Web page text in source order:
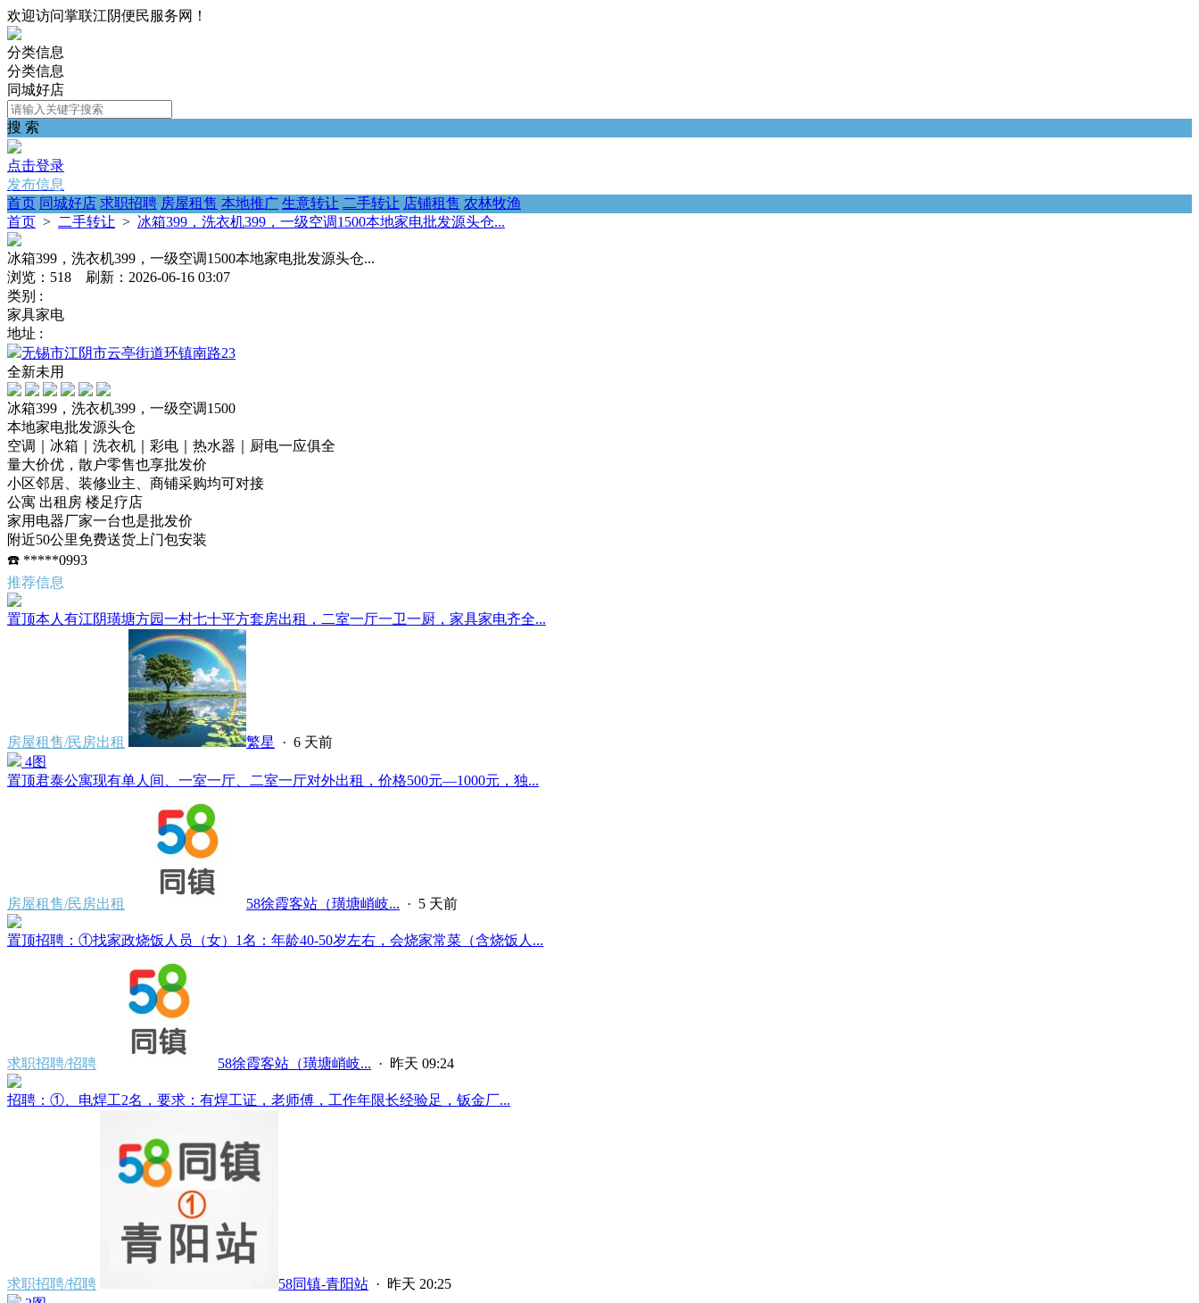
欢迎访问掌联江阴便民服务网！
分类信息
分类信息
同城好店
搜 索
点击登录
发布信息
首页 同城好店 求职招聘 房屋租售 本地推广 生意转让 二手转让 店铺租售 农林牧渔
首页 > 二手转让 > 冰箱399，洗衣机399，一级空调1500本地家电批发源头仓...
冰箱399，洗衣机399，一级空调1500本地家电批发源头仓...
浏览：518 刷新：2026-06-16 03:07
类别 :
家具家电
地址 :
无锡市江阴市云亭街道环镇南路23
全新未用
冰箱399，洗衣机399，一级空调1500
本地家电批发源头仓
空调｜冰箱｜洗衣机｜彩电｜热水器｜厨电一应俱全
量大价优，散户零售也享批发价
小区邻居、装修业主、商铺采购均可对接
公寓 出租房 楼足疗店
家用电器厂家一台也是批发价
附近50公里免费送货上门包安装
☎️ *****0993
推荐信息
置顶本人有江阴璜塘方园一村七十平方套房出租，二室一厅一卫一厨，家具家电齐全...
房屋租售/民房出租 繁星 · 6 天前
4图
置顶君泰公寓现有单人间、一室一厅、二室一厅对外出租，价格500元—1000元，独...
房屋租售/民房出租 58徐霞客站（璜塘峭岐... · 5 天前
置顶招聘：①找家政烧饭人员（女）1名：年龄40-50岁左右，会烧家常菜（含烧饭人...
求职招聘/招聘 58徐霞客站（璜塘峭岐... · 昨天 09:24
招聘：①、电焊工2名，要求：有焊工证，老师傅，工作年限长经验足，钣金厂...
求职招聘/招聘 58同镇-青阳站 · 昨天 20:25